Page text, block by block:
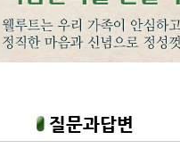
질문과답변